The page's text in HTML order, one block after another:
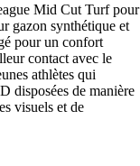
Mid Cut Turf pour
gazon synthétique et
pour un confort
contact avec le
athlètes qui
disposées de manière
visuels et de